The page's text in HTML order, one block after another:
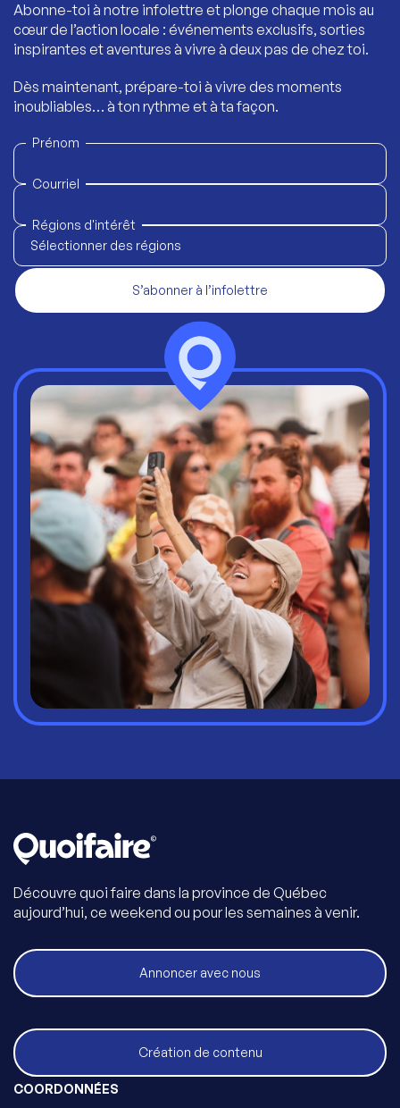
Abonne-toi à notre infolettre et plonge chaque mois au
cœur de l’action locale : événements exclusifs, sorties
inspirantes et aventures à vivre à deux pas de chez toi.
Dès maintenant, prépare-toi à vivre des moments
inoubliables… à ton rythme et à ta façon.
Prénom
Courriel
Régions d'intérêt
Sélectionner des régions
S’abonner à l’infolettre
Découvre quoi faire dans la province de Québec
aujourd’hui, ce weekend ou pour les semaines à venir.
Annoncer avec nous
Création de contenu
COORDONNÉES